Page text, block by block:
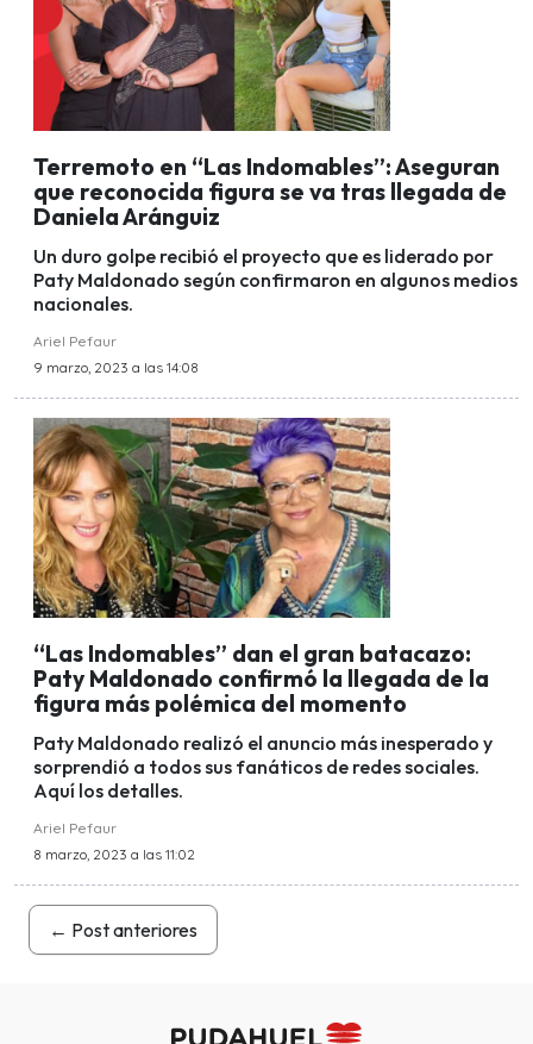
Terremoto en “Las Indomables”: Aseguran
que reconocida figura se va tras llegada de
Daniela Aránguiz
Un duro golpe recibió el proyecto que es liderado por
Paty Maldonado según confirmaron en algunos medios
nacionales.
Ariel Pefaur
9 marzo, 2023 a las 14:08
“Las Indomables” dan el gran batacazo:
Paty Maldonado confirmó la llegada de la
figura más polémica del momento
Paty Maldonado realizó el anuncio más inesperado y
sorprendió a todos sus fanáticos de redes sociales.
Aquí los detalles.
Ariel Pefaur
8 marzo, 2023 a las 11:02
← Post anteriores